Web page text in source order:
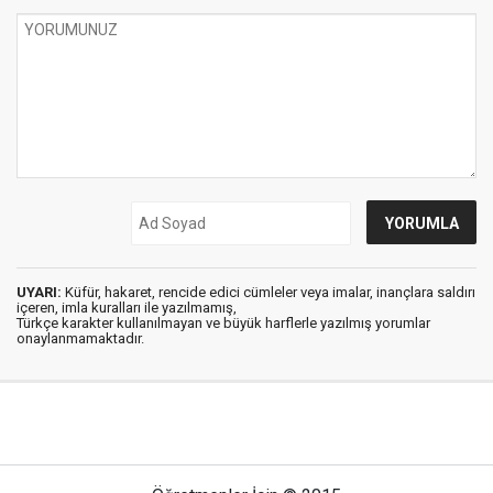
UYARI: Küfür, hakaret, rencide edici cümleler veya imalar, inançlara saldırı
içeren, imla kuralları ile yazılmamış,
Türkçe karakter kullanılmayan ve büyük harflerle yazılmış yorumlar
onaylanmamaktadır.